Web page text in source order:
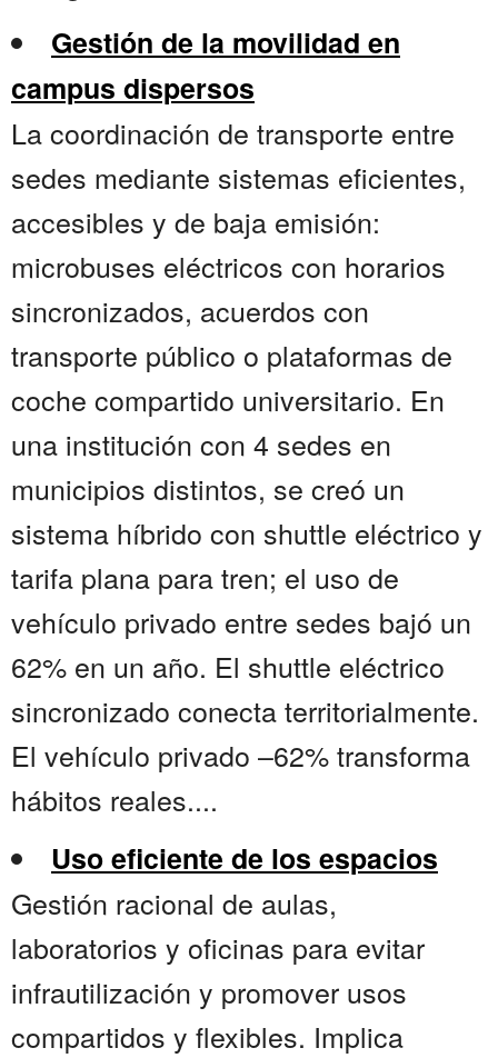
Gestión de la movilidad en
campus dispersos
La coordinación de transporte entre
sedes mediante sistemas eficientes,
accesibles y de baja emisión:
microbuses eléctricos con horarios
sincronizados, acuerdos con
transporte público o plataformas de
coche compartido universitario. En
una institución con 4 sedes en
municipios distintos, se creó un
sistema híbrido con shuttle eléctrico y
tarifa plana para tren; el uso de
vehículo privado entre sedes bajó un
62% en un año. El shuttle eléctrico
sincronizado conecta territorialmente.
El vehículo privado –62% transforma
hábitos reales....
Uso eficiente de los espacios
Gestión racional de aulas,
laboratorios y oficinas para evitar
infrautilización y promover usos
compartidos y flexibles. Implica